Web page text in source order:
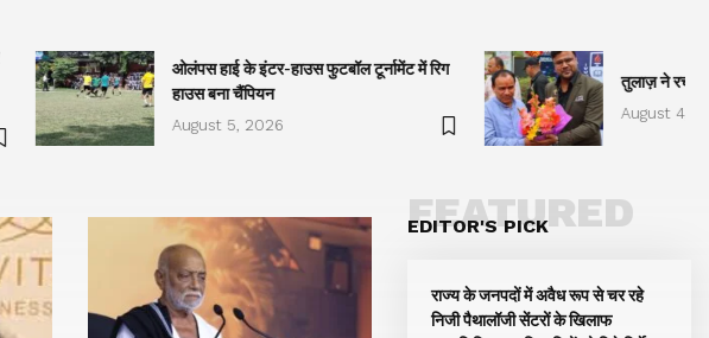
ओलंपस हाई के इंटर-हाउस फुटबॉल टूर्नामेंट में रिग
हाउस बना चैंपियन
August 5, 2026
तुलाज़ ने रचा
August 4,
EDITOR'S PICK
FEATURED
राज्य के जनपदों में अवैध रूप से चर रहे
निजी पैथालॉजी सेंटरों के खिलाफ